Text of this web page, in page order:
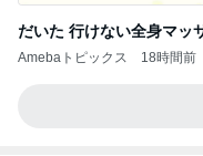
だいた 行けない全身マッ
Amebaトピックス 18時間前